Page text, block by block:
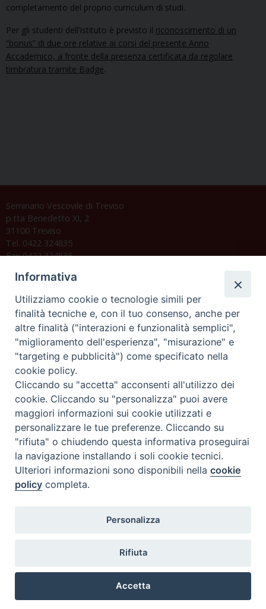
completamento del proprio curriculum di studi.
Per gli studenti dell’Istituto è previsto il riconoscimento di un
“bonus” di due ore relative ai corsi del presente Anno
Accademico, a fronte della presenza certificata da regolare
timbratura tramite Badge.
Seminario Vescovile di Treviso
p.tta Benedetto XI, 2
31100 Treviso
Tel. 0422 324835
Fax 0422 324836
C.F. 94004060268
Orario di segreteria
Lunedì 17.30-19.30
Martedì 17.30-19.30
Mercoledì 17.30-19.30
Giovedì 17.30-19.30
Venerdì chiuso
Sabato 9.30-11.30
Privacy e sicurezza
Informativa
Utilizziamo cookie o tecnologie simili per
finalità tecniche e, con il tuo consenso, anche per
altre finalità ("interazioni e funzionalità semplici",
"miglioramento dell'esperienza", "misurazione" e
"targeting e pubblicità") come specificato nella
cookie policy.
Cliccando su "accetta" acconsenti all'utilizzo dei
cookie. Cliccando su "personalizza" puoi avere
maggiori informazioni sui cookie utilizzati e
personalizzare le tue preferenze. Cliccando su
"rifiuta" o chiudendo questa informativa proseguirai
la navigazione installando i soli cookie tecnici.
Ulteriori informazioni sono disponibili nellacookie
policy completa.
Personalizza
Rifiuta
Accetta